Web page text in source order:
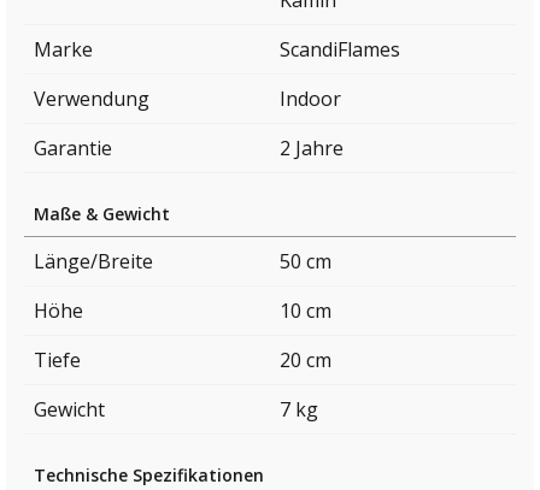
Marke
ScandiFlames
Verwendung
Indoor
Garantie
2 Jahre
Maße & Gewicht
Länge/Breite
50 cm
Höhe
10 cm
Tiefe
20 cm
Gewicht
7 kg
Technische Spezifikationen